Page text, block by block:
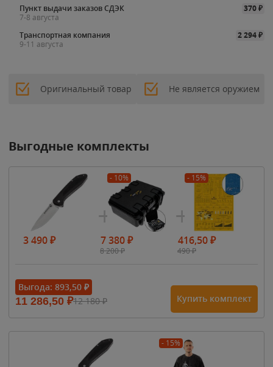
Пункт выдачи заказов СДЭК
370₽
7-8 августа
Транспортная компания
2 294₽
9-11 августа
Оригинальный товар Не является оружием
Выгодные комплекты
3 490₽
- 10%
7 380₽
8 200₽
- 15%
416,50₽
490₽
Выгода: 893,50 ₽
11 286,50 ₽12 180₽ Купить комплект
- 15%